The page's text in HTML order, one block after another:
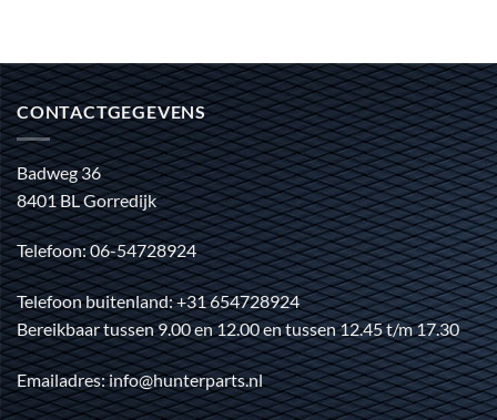
CONTACTGEGEVENS
Badweg 36
8401 BL Gorredijk
Telefoon: 06-54728924
Telefoon buitenland: +31 654728924
Bereikbaar tussen 9.00 en 12.00 en tussen 12.45 t/m 17.30
Emailadres: info@hunterparts.nl